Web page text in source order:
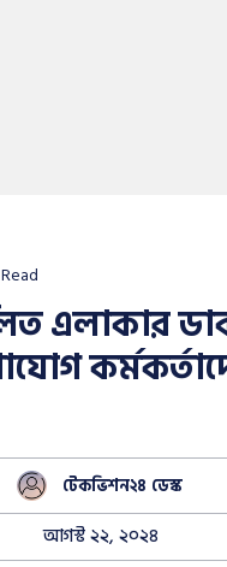
Read
এলাকার
টেকভিশন২৪ ডেস্ক
আগস্ট ২২, ২০২৪